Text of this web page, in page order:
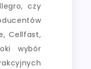
czy
Cellfast,
wybór